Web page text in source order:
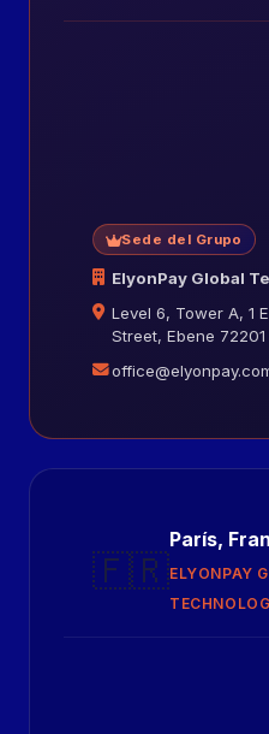
Sede del Grupo
ElyonPay Global
Level 6, Tower A, 1
Street, Ebene
🇫🇷
París,
ELYONPAY